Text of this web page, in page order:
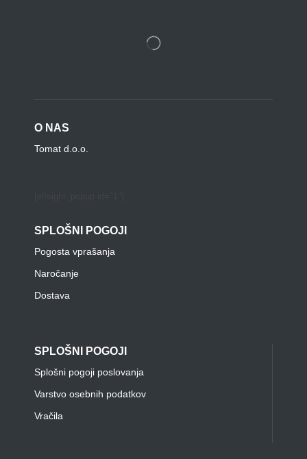
O NAS
Tomat d.o.o.
SPLOŠNI POGOJI
Pogosta vprašanja
Naročanje
Dostava
SPLOŠNI POGOJI
Splošni pogoji poslovanja
Varstvo osebnih podatkov
Vračila